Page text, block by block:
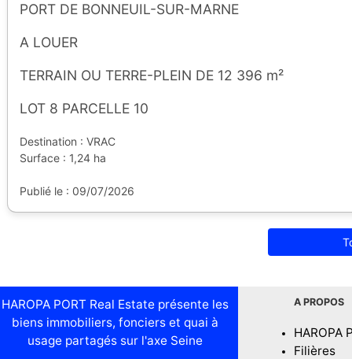
PORT DE BONNEUIL-SUR-MARNE
A LOUER
TERRAIN OU TERRE-PLEIN DE 12 396 m²
LOT 8 PARCELLE 10
Destination : VRAC
Surface : 1,24 ha
Publié le : 09/07/2026
HAROPA PORT Real Estate présente les
biens immobiliers, fonciers et quai à
usage partagés sur l'axe Seine
A PROPOS
HAROPA
Filières